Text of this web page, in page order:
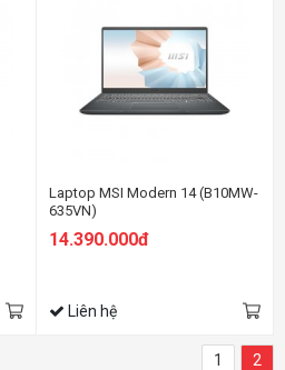
Laptop MSI Modern 14 (B10MW-
635VN)
14.390.000đ
Liên hệ
1 2